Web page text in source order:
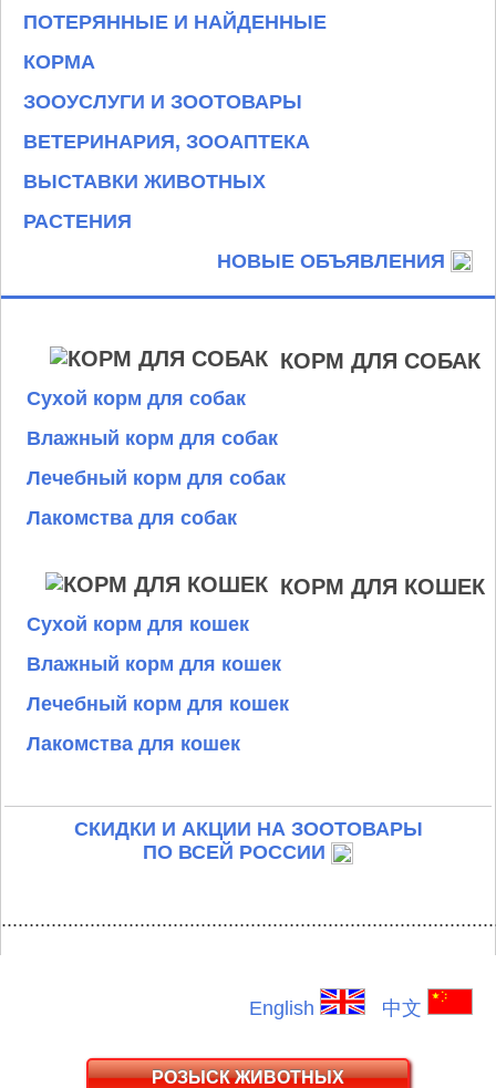
ПОТЕРЯННЫЕ И НАЙДЕННЫЕ
КОРМА
ЗООУСЛУГИ И ЗООТОВАРЫ
ВЕТЕРИНАРИЯ, ЗООАПТЕКА
ВЫСТАВКИ ЖИВОТНЫХ
РАСТЕНИЯ
НОВЫЕ ОБЪЯВЛЕНИЯ
КОРМ ДЛЯ СОБАК
Сухой корм для собак
Влажный корм для собак
Лечебный корм для собак
Лакомства для собак
КОРМ ДЛЯ КОШЕК
Сухой корм для кошек
Влажный корм для кошек
Лечебный корм для кошек
Лакомства для кошек
СКИДКИ И АКЦИИ НА ЗООТОВАРЫ
ПО ВСЕЙ РОССИИ
English 中文
РОЗЫСК ЖИВОТНЫХ